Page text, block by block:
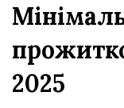
2025